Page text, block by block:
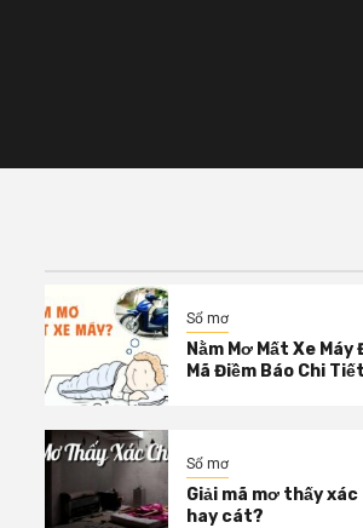
Sổ mơ
Nằm Mơ Mất Xe Máy
Mã Điềm Báo Chi
Sổ mơ
Giải mã mơ thấy
hay cát?